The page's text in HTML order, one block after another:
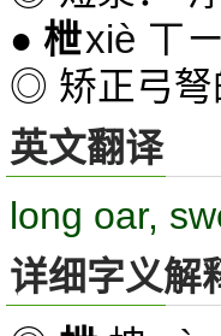
● 枻xiè ㄒ
◎ 矫正弓弩
英文翻译
long oar,
详细字义解